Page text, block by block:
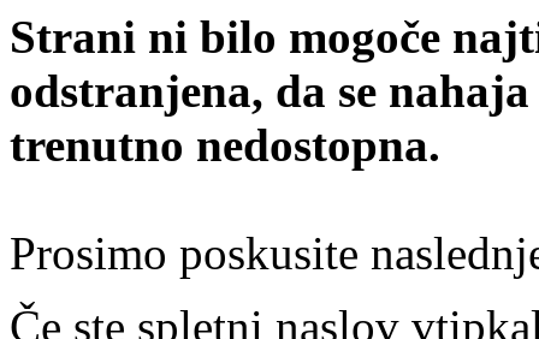
Strani ni bilo mogoče
odstranjena, da se
trenutno nedostopna.
Prosimo poskusite
Če ste spletni naslov